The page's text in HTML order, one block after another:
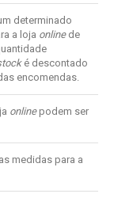
determinado
a loja onlinede
é descontado
encomendas.
onlinepodem ser
medidas para a